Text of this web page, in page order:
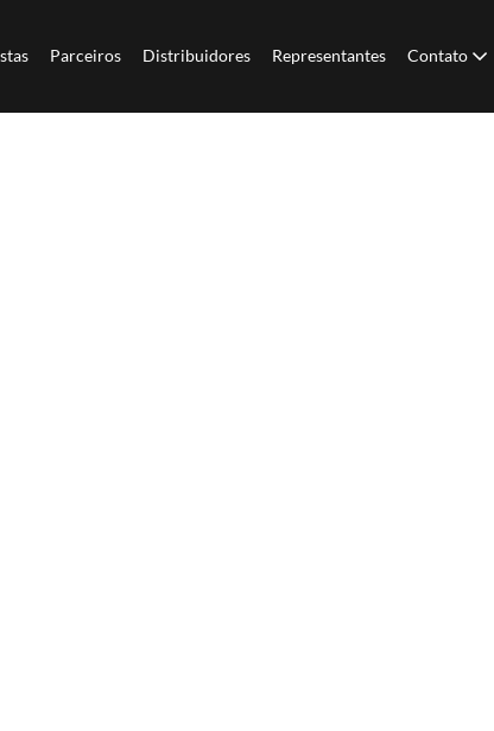
Parceiros Distribuidores Representantes Contato